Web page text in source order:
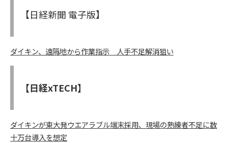
【日経新聞 電子版】
ダイキン、遠隔地から作業指示 人手不足解消狙い
【日経xTECH】
ダイキンが東大発ウエアラブル端末採用、現場の熟練者不足に数
十万台導入を想定